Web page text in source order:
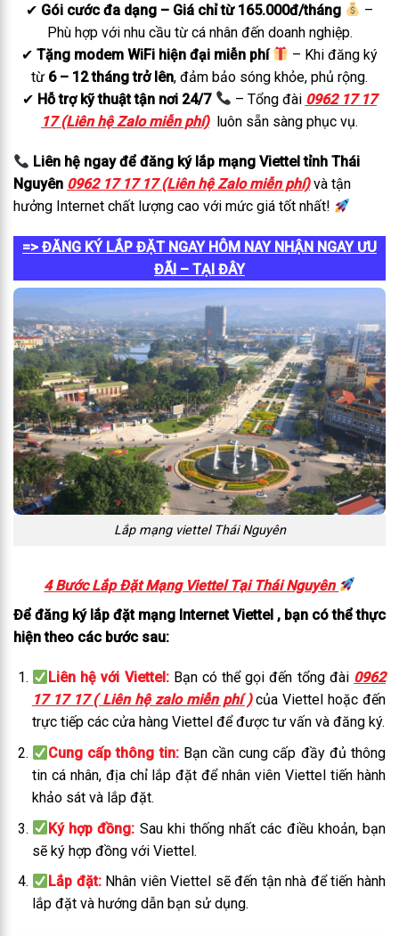
✔ Gói cước đa dạng – Giá chỉ từ 165.000đ/tháng
–
Phù hợp với nhu cầu từ cá nhân đến doanh nghiệp.
✔ Tặng modem WiFi hiện đại miễn phí
– Khi đăng ký
từ 6 – 12 tháng trở lên, đảm bảo sóng khỏe, phủ rộng.
✔ Hỗ trợ kỹ thuật tận nơi 24/7 – Tổng đài 0962 17 17
17 (Liên hệ Zalo miễn phí)luôn sẵn sàng phục vụ.
Liên hệ ngay để đăng ký lắp mạng Viettel tỉnh Thái
Nguyên 0962 17 17 17 (Liên hệ Zalo miễn phí)và tận
hưởng Internet chất lượng cao với mức giá tốt nhất!
=> ĐĂNG KÝ LẮP ĐẶT NGAY HÔM NAY NHẬN NGAY ƯU
ĐÃI – TẠI ĐÂY
Lắp mạng viettel Thái Nguyên
4 Bước Lắp Đặt Mạng Viettel Tại Thái Nguyên
Để đăng ký lắp đặt mạng Internet Viettel , bạn có thể thực
hiện theo các bước sau:
Liên hệ với Viettel: Bạn có thể gọi đến tổng đài 0962
17 17 17 ( Liên hệ zalo miễn phí ) của Viettel hoặc đến
trực tiếp các cửa hàng Viettel để được tư vấn và đăng ký.
Cung cấp thông tin: Bạn cần cung cấp đầy đủ thông
tin cá nhân, địa chỉ lắp đặt để nhân viên Viettel tiến hành
khảo sát và lắp đặt.
Ký hợp đồng: Sau khi thống nhất các điều khoản, bạn
sẽ ký hợp đồng với Viettel.
Lắp đặt: Nhân viên Viettel sẽ đến tận nhà để tiến hành
lắp đặt và hướng dẫn bạn sử dụng.